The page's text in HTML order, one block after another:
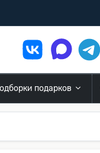
подарков